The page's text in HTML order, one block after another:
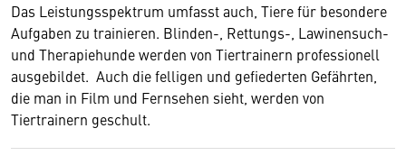
Das Leistungsspektrum umfasst auch, Tiere für besondere
Aufgaben zu trainieren. Blinden-, Rettungs-, Lawinensuch-
und Therapiehunde werden von Tiertrainern professionell
ausgebildet. Auch die felligen und gefiederten Gefährten,
die man in Film und Fernsehen sieht, werden von
Tiertrainern geschult.